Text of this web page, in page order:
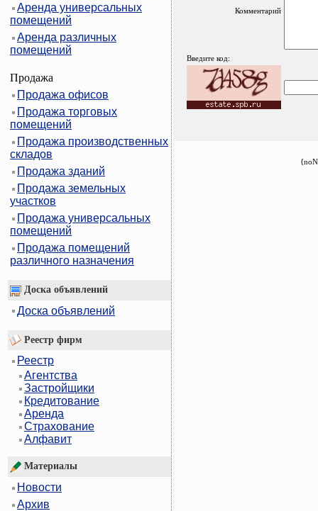
Аренда универсальных
помещений
Аренда различных
помещений
Продажа
Продажа офисов
Продажа торговых
помещений
Продажа производственных
складов
Продажа зданий
Продажа земельных
участков
Продажа универсальных
помещений
Продажа помещений
различного назначения
Доска объявлений
Доска объявлений
Реестр фирм
Реестр
Агентства
Застройщики
Кредитование
Аренда
Страхование
Алфавит
Материалы
Новости
Архив
Комментарий
Введите код: